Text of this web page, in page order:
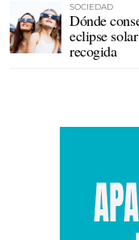
SOCIEDAD
Dónde
eclipse
recogida